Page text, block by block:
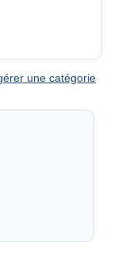
une catégorie